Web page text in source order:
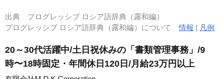
出典 プログレッシブ ロシア語辞典（露和編）
プログレッシブ ロシア語辞典（露和編）について情報 | 凡例
20～30代活躍中/土日祝休みの「書類管理事務」/9
時〜18時固定・年間休日120日/月給23万円以上